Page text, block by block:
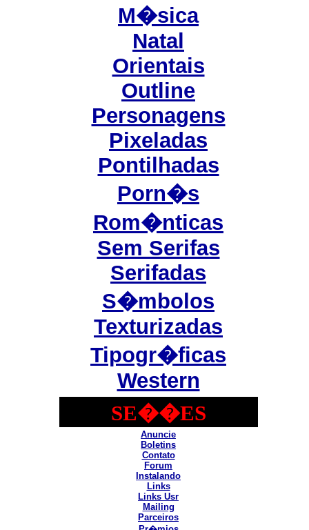
M�sica
Natal
Orientais
Outline
Personagens
Pixeladas
Pontilhadas
Porn�s
Rom�nticas
Sem Serifas
Serifadas
S�mbolos
Texturizadas
Tipogr�ficas
Western
SE��ES
Anuncie
Boletins
Contato
Forum
Instalando
Links
Links Usr
Mailing
Parceiros